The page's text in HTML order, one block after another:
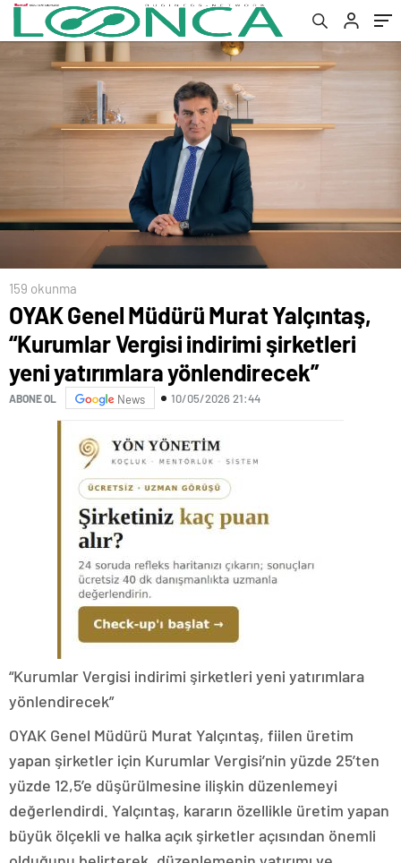
yatırımlara yönlendirecek”
159 okunma
OYAK Genel Müdürü Murat Yalçıntaş,
“Kurumlar Vergisi indirimi şirketleri
yeni yatırımlara yönlendirecek”
ABONE OL News 10/05/2026 21:44
“Kurumlar Vergisi indirimi şirketleri yeni yatırımlara
yönlendirecek”
OYAK Genel Müdürü Murat Yalçıntaş, fiilen üretim
yapan şirketler için Kurumlar Vergisi’nin yüzde 25’ten
yüzde 12,5’e düşürülmesine ilişkin düzenlemeyi
değerlendirdi. Yalçıntaş, kararın özellikle üretim yapan
büyük ölçekli ve halka açık şirketler açısından önemli